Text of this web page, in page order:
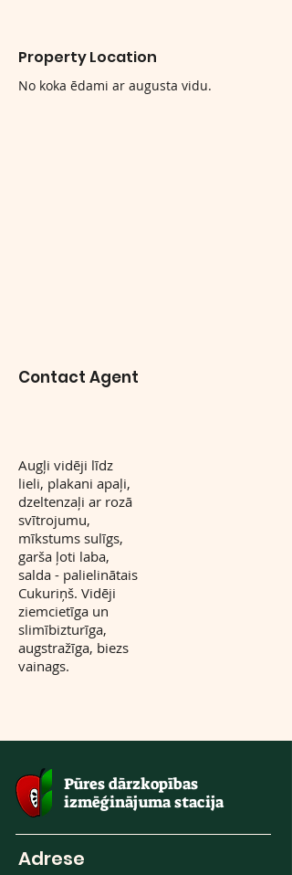
Property Location
No koka ēdami ar augusta vidu.
Contact Agent
Augļi vidēji līdz
lieli, plakani apaļi,
dzeltenzaļi ar rozā
svītrojumu,
mīkstums sulīgs,
garša ļoti laba,
salda - palielinātais
Cukuriņš. Vidēji
ziemcietīga un
slimībizturīga,
augstražīga, biezs
vainags.
Pūres dārzkopības
izmēģinājuma stacija
Adrese